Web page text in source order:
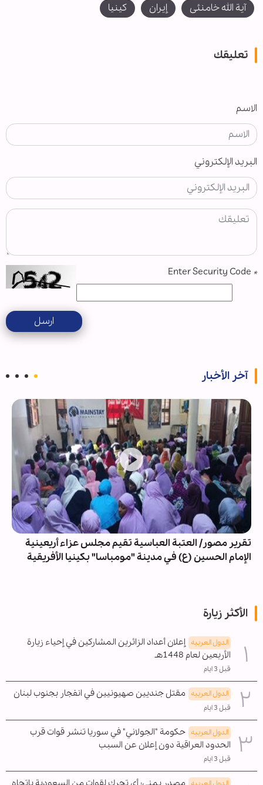
آیة الله خامنئی إيران كينيا
تعليقك
الاسم
البريد الإلكتروني
*
ارسل
آخر الأخبار
تقرير مصور/ العتبة العباسية تقيم مجلس عزاء أريعينية
الإمام الحسين (ع) في مدينة "مومباسا" بكينيا الأفريقية
الأكثر زيارة
الدول العربیه إعلان أعداد الزائرين المشاركين في إحياء زيارة
الأربعين لعام 1448هـ
قبل 3 ايام
الدول العربیه مقتل جنديين صهيونيين في انفجار بجنوب لبنان
قبل 3 ايام
الدول العربیه حكومة "الجولاني" في سوريا تنشر قوات قرب
الحدود العراقية دون إعلان عن السبب
قبل 3 ايام